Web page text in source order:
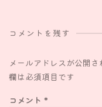
コメントを残す
メールアドレスが公開さ
欄は必須項目です
コメント *